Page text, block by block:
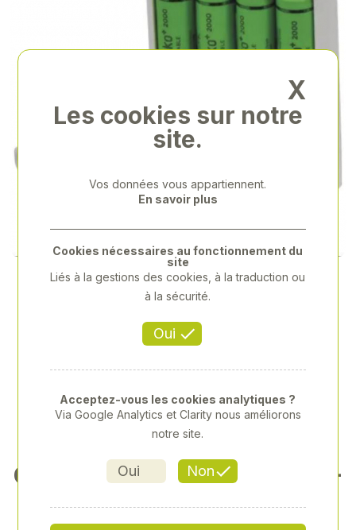
CHARGEUR DE BATTERIE NI-
X
Les cookies sur notre
site.
Vos données vous appartiennent.
En savoir plus
Oui
Cookies nécessaires au fonctionnement du
site
Liés à la gestions des cookies, à la traduction ou
à la sécurité.
Oui Non
Acceptez-vous les cookies analytiques ?
Via Google Analytics et Clarity nous améliorons
notre site.